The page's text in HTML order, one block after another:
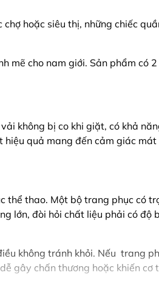
hoặc siêu thị, những chiếc
cho nam giới. Sản phẩm có
không bị co khi giặt, có khả
quả mang đến cảm giác
thao. Một bộ trang phục có
lớn, đòi hỏi chất liệu phải có
không tránh khỏi. Nếu trang
gây chấn thương hoặc khiến